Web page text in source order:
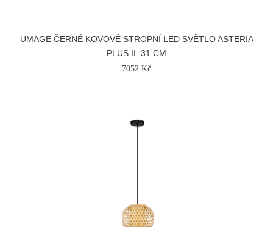
UMAGE ČERNÉ KOVOVÉ STROPNÍ LED SVĚTLO ASTERIA
PLUS II. 31 CM
7052 Kč